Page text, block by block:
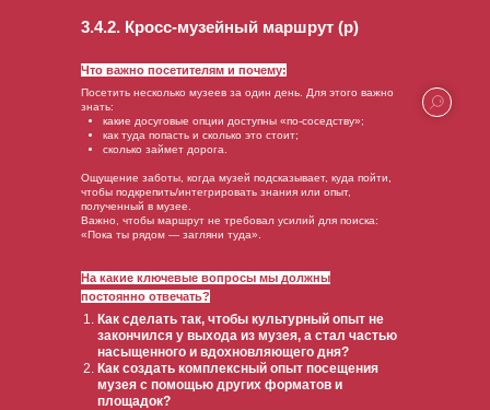
3.4.2. Кросс-музейный маршрут (р)
Посетить несколько музеев за один день. Для этого важно
знать:
какие досуговые опции доступны «по-соседству»;
как туда попасть и сколько это стоит;
сколько займет дорога.
Ощущение заботы, когда музей подсказывает, куда пойти,
чтобы подкрепить/интегрировать знания или опыт,
полученный в музее.
Важно, чтобы маршрут не требовал усилий для поиска:
«Пока ты рядом — загляни туда».
Как сделать так, чтобы культурный опыт не
закончился у выхода из музея, а стал частью
насыщенного и вдохновляющего дня?
Как создать комплексный опыт посещения
музея с помощью других форматов и
площадок?
Что важно посетителям и почему:
На какие ключевые вопросы мы должны
постоянно отвечать?